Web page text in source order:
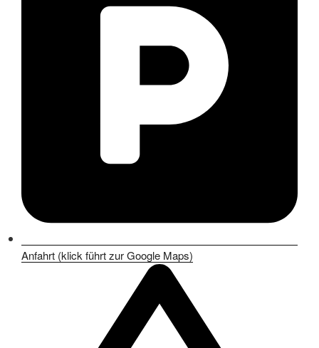
Anfahrt (klick führt zur Google Maps)